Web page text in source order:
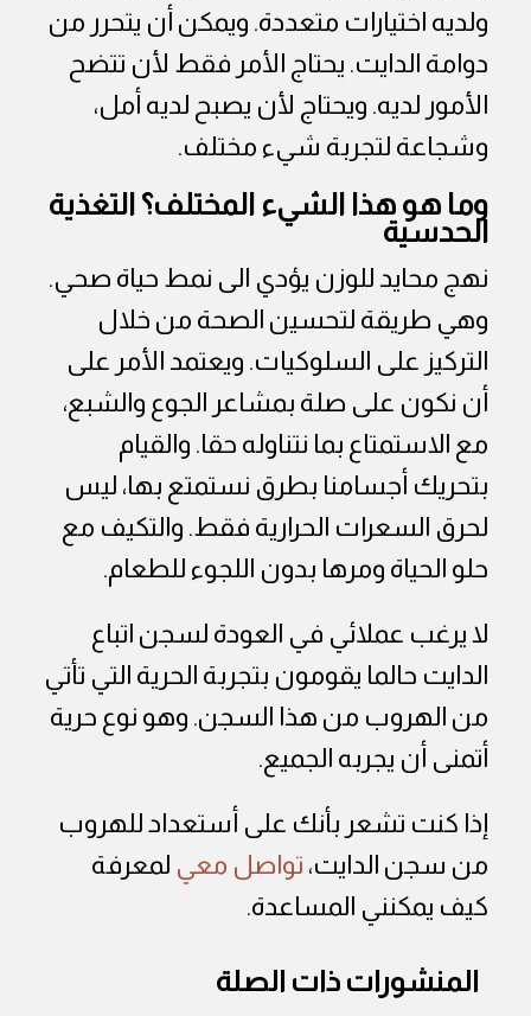
ولديه اختيارات متعددة. ويمكن أن يتحرر من
دوامة الدايت. يحتاج الأمر فقط لأن تتضح
الأمور لديه. ويحتاج لأن يصبح لديه أمل،
وشجاعة لتجربة شيء مختلف.
وما هو هذا الشيء المختلف؟ التغذية
الحدسية
نهج محايد للوزن يؤدي الى نمط حياة صحي.
وهي طريقة لتحسين الصحة من خلال
التركيز على السلوكيات. ويعتمد الأمر على
أن نكون على صلة بمشاعر الجوع والشبع،
مع الاستمتاع بما نتناوله حقا. والقيام
بتحريك أجسامنا بطرق نستمتع بها، ليس
لحرق السعرات الحرارية فقط. والتكيف مع
حلو الحياة ومرها بدون اللجوء للطعام.
لا يرغب عملائي في العودة لسجن اتباع
الدايت حالما يقومون بتجربة الحرية التي تأتي
من الهروب من هذا السجن. وهو نوع حرية
أتمنى أن يجربه الجميع.
إذا كنت تشعر بأنك على أستعداد للهروب
من سجن الدايت، تواصل معي لمعرفة
كيف يمكنني المساعدة.
المنشورات ذات الصلة